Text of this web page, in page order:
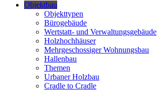
Objektbau
Objekttypen
Bürogebäude
Wertstatt- und Verwaltungsgebäude
Holzhochhäuser
Mehrgeschossiger Wohnungsbau
Hallenbau
Themen
Urbaner Holzbau
Cradle to Cradle